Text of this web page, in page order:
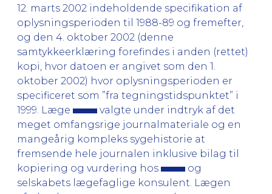
12. marts 2002 indeholdende specifikation af
oplysningsperioden til 1988-89 og fremefter,
og den 4. oktober 2002 (denne
samtykkeerklæring forefindes i anden (rettet)
kopi, hvor datoen er angivet som den 1.
oktober 2002) hvor oplysningsperioden er
specificeret som ”fra tegningstidspunktet” i
1999. Læge
valgte under indtryk af det
meget omfangsrige journalmateriale og en
mangeårig kompleks sygehistorie at
fremsende hele journalen inklusive bilag til
kopiering og vurdering hos
og
selskabets lægefaglige konsulent. Lægen